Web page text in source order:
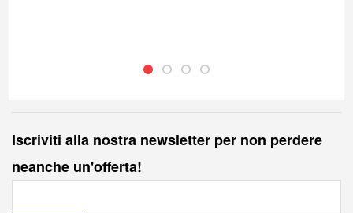
Iscriviti alla nostra newsletter per non perdere
neanche un'offerta!